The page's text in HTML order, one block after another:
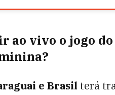
ao vivo o jogo
e Brasil terá